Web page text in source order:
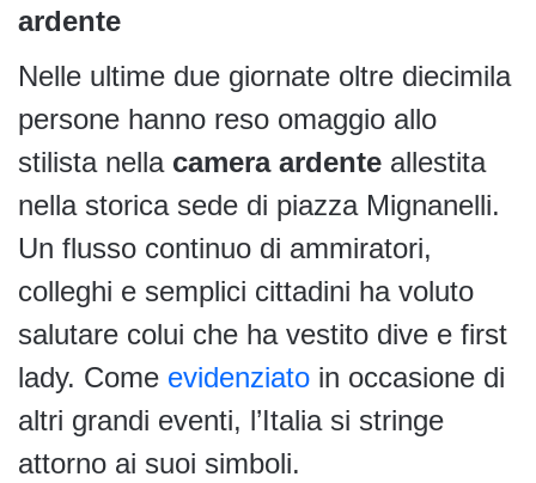
ardente
Nelle ultime due giornate oltre diecimila
persone hanno reso omaggio allo
stilista nella camera ardente allestita
nella storica sede di piazza Mignanelli.
Un flusso continuo di ammiratori,
colleghi e semplici cittadini ha voluto
salutare colui che ha vestito dive e first
lady. Come evidenziato in occasione di
altri grandi eventi, l’Italia si stringe
attorno ai suoi simboli.